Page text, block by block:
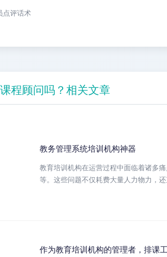
点评话术
程顾问吗？相关文章
教务管理系统培训机构神器
教育培训机构在运营过程中面临着诸多
等。这些问题不仅耗费大量人力物力，还
作为教育培训机构的管理者，排课